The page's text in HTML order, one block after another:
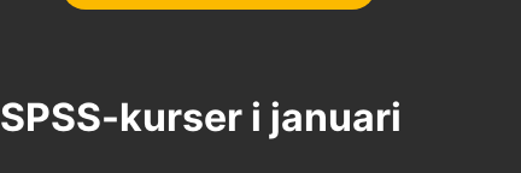
SPSS-kurser i januari